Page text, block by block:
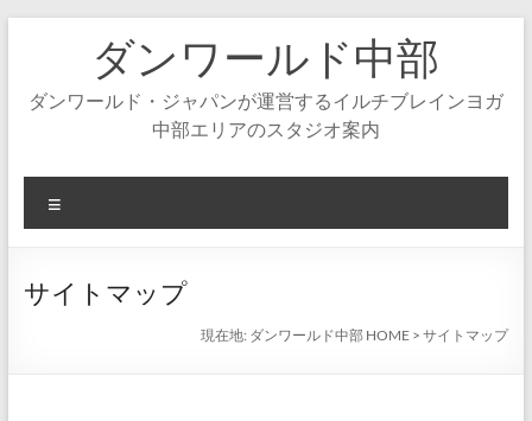
ダンワールド中部
ダンワールド・ジャパンが運営するイルチブレインヨガ
中部エリアのスタジオ案内
ニ
ー
サイトマップ
現在地: ダンワールド中部 HOME >サイトマップ